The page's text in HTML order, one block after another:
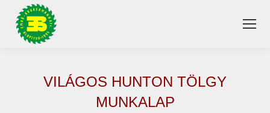
VILÁGOS HUNTON TÖLGY
MUNKALAP